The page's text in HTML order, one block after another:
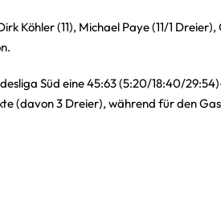
Köhler (11), Michael Paye (11/1 Dreier),
Süd eine 45:63 (5:20/18:40/
(davon 3 Dreier), während für den